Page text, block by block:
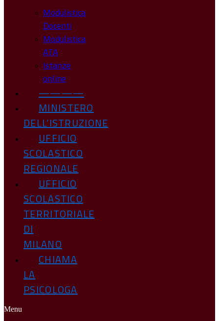
Modulistica
Docenti
Modulistica
ATA
Istanze
online
————
MINISTERO
DELL’ISTRUZIONE
UFFICIO
SCOLASTICO
REGIONALE
UFFICIO
SCOLASTICO
TERRITORIALE
DI
MILANO
CHIAMA
LA
PSICOLOGA
Menu